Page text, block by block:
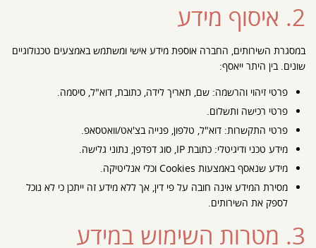
2. איסוף מידע
במסגרת השירותים, החברה אוספת מידע אישי ומשתמש באמצעים טכנולוגיים
שונים. בין היתר ייאסף:
פרטי זיהוי והרשמה: שם, תאריך לידה, כתובת, דוא"ל, סיסמה.
פרטי רכישה ותשלום.
פרטי התקשרות: דוא"ל, טלפון, פנייה בצ'אט/וואטסאפ.
מידע טכני ודיגיטלי: כתובת IP, סוג דפדפן, נתוני גלישה.
מידע שנאסף באמצעות Cookies וכלי אנליטיקה.
מסירת המידע אינה חובה על פי דין, אך ללא מידע זה ייתכן כי לא נוכל
לספק את השירותים.
3. מטרות השימוש במידע